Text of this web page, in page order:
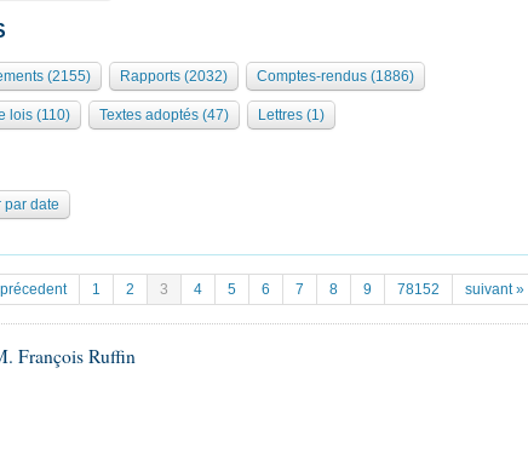
(2155) Rapports (2032) Comptes-rendus (1886)
lois (110) Textes adoptés (47) Lettres (1)
par date
1 2 3 4 5 6 7 8 9 78152 suivant »
François Ruffin